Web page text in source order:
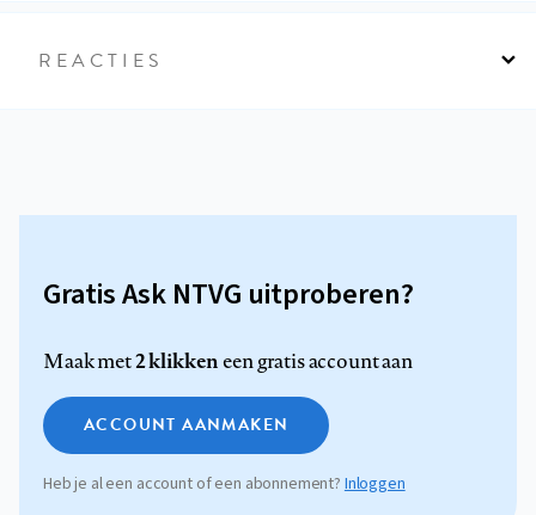
REACTIES
Gratis Ask NTVG uitproberen?
Maak met2 klikkeneen gratis account aan
ACCOUNT AANMAKEN
Heb je al een account of een abonnement?Inloggen